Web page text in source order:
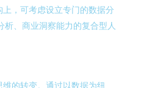
，可考虑设立专门的数据分
、商业洞察能力的复合型人
的转变。通过以数据为纽